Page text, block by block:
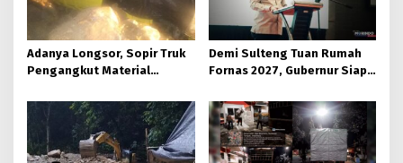
Adanya Longsor, Sopir Truk
Pengangkut Material
Korban
Demi Sulteng Tuan Rumah
Fornas 2027, Gubernur Siap